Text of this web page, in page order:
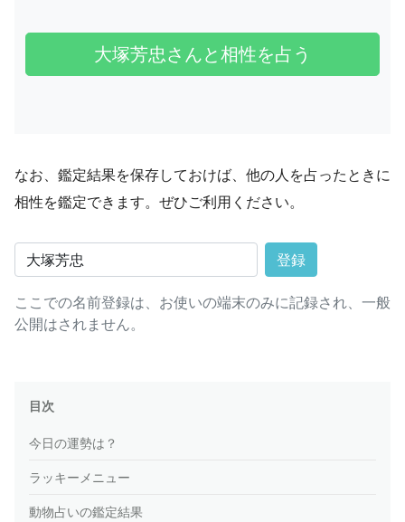
なお、鑑定結果を保存しておけば、他の人を占ったときに
相性を鑑定できます。ぜひご利用ください。
登録
ここでの名前登録は、お使いの端末のみに記録され、一般
公開はされません。
目次
今日の運勢は？
ラッキーメニュー
動物占いの鑑定結果